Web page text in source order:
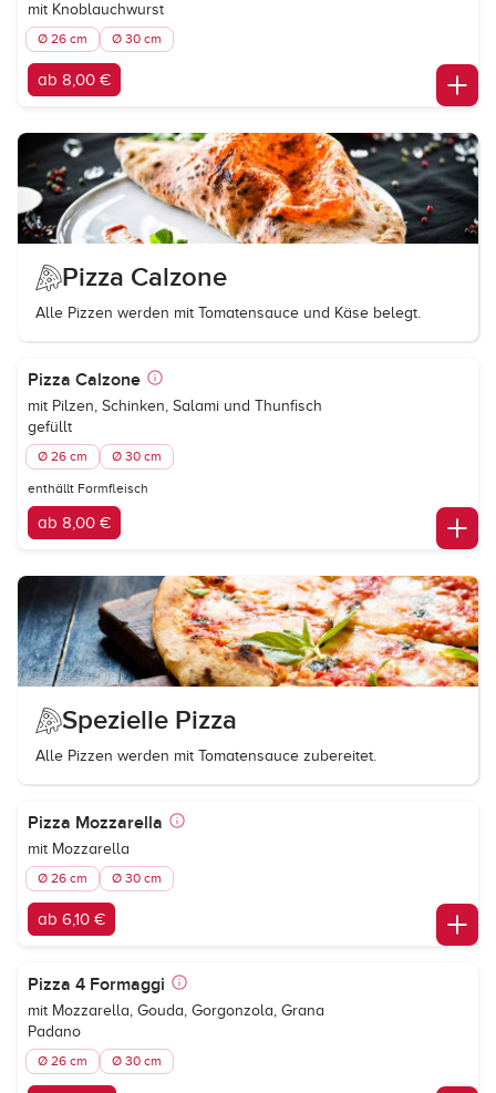
mit Knoblauchwurst
Ø 26 cm Ø 30 cm
ab 8,00 €
Pizza Calzone
Alle Pizzen werden mit Tomatensauce und Käse belegt.
Pizza Calzone
mit Pilzen, Schinken, Salami und Thunfisch
gefüllt
Ø 26 cm Ø 30 cm
enthällt Formfleisch
ab 8,00 €
Spezielle Pizza
Alle Pizzen werden mit Tomatensauce zubereitet.
Pizza Mozzarella
mit Mozzarella
Ø 26 cm Ø 30 cm
ab 6,10 €
Pizza 4 Formaggi
mit Mozzarella, Gouda, Gorgonzola, Grana
Padano
Ø 26 cm Ø 30 cm